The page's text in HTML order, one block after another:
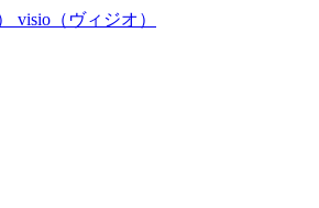
visio（ヴィジオ）